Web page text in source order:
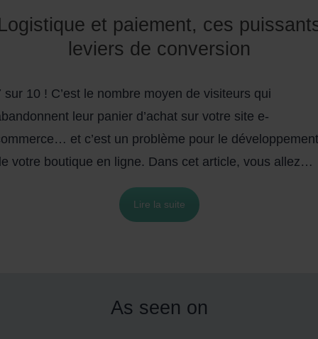
et paiement, ces
leviers de conversion
sur 10 ! C’est le nombre moyen de visiteurs qui
leur panier d’achat sur votre site e-
et c’est un problème pour le développement
votre boutique en ligne. Dans cet article, vous allez
en quoi le paiement et la logistique sont des
leviers pour améliorer votre taux de conversion
Lire la suite
As seen on